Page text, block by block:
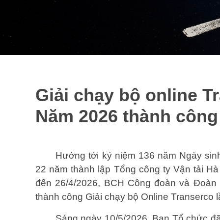
Giải chạy bộ online
Năm 2026 thành
Hướng tới kỷ niệm 136 năm Ngày
22 năm thành lập Tổng công ty Vận tải
đến 26/4/2026, BCH Công đoàn và
thành công Giải chạy bộ Online Transerco